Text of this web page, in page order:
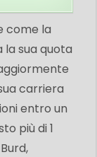
come la
la sua quota
carriera
entro un
più di 1